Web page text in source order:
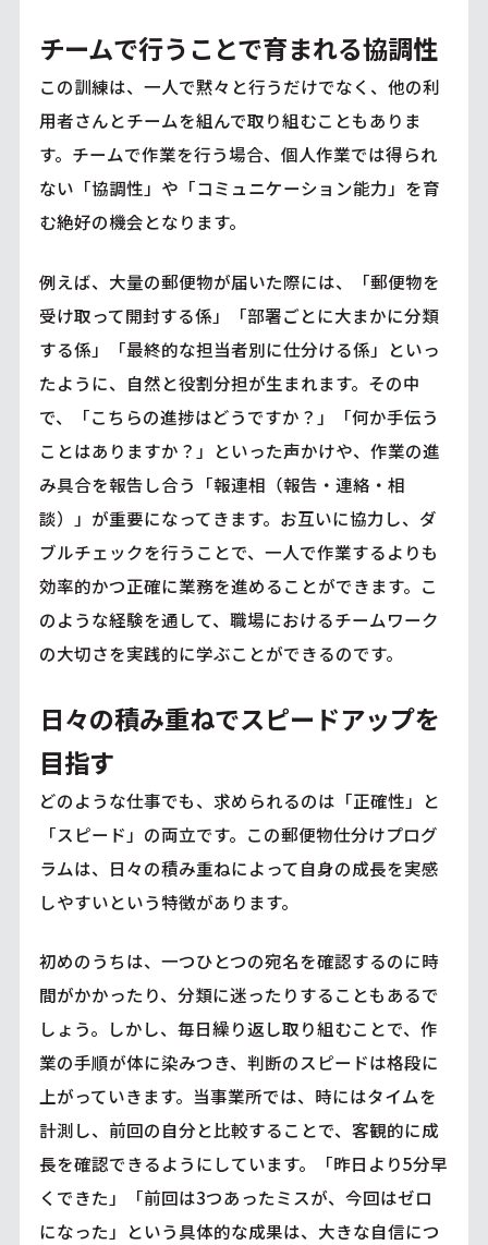
チームで行うことで育まれる協調性
この訓練は、一人で黙々と行うだけでなく、他の利
用者さんとチームを組んで取り組むこともありま
す。チームで作業を行う場合、個人作業では得られ
ない「協調性」や「コミュニケーション能力」を育
む絶好の機会となります。
例えば、大量の郵便物が届いた際には、「郵便物を
受け取って開封する係」「部署ごとに大まかに分類
する係」「最終的な担当者別に仕分ける係」といっ
たように、自然と役割分担が生まれます。その中
で、「こちらの進捗はどうですか？」「何か手伝う
ことはありますか？」といった声かけや、作業の進
み具合を報告し合う「報連相（報告・連絡・相
談）」が重要になってきます。お互いに協力し、ダ
ブルチェックを行うことで、一人で作業するよりも
効率的かつ正確に業務を進めることができます。こ
のような経験を通して、職場におけるチームワーク
の大切さを実践的に学ぶことができるのです。
日々の積み重ねでスピードアップを
目指す
どのような仕事でも、求められるのは「正確性」と
「スピード」の両立です。この郵便物仕分けプログ
ラムは、日々の積み重ねによって自身の成長を実感
しやすいという特徴があります。
初めのうちは、一つひとつの宛名を確認するのに時
間がかかったり、分類に迷ったりすることもあるで
しょう。しかし、毎日繰り返し取り組むことで、作
業の手順が体に染みつき、判断のスピードは格段に
上がっていきます。当事業所では、時にはタイムを
計測し、前回の自分と比較することで、客観的に成
長を確認できるようにしています。「昨日より5分早
くできた」「前回は3つあったミスが、今回はゼロ
になった」という具体的な成果は、大きな自信につ